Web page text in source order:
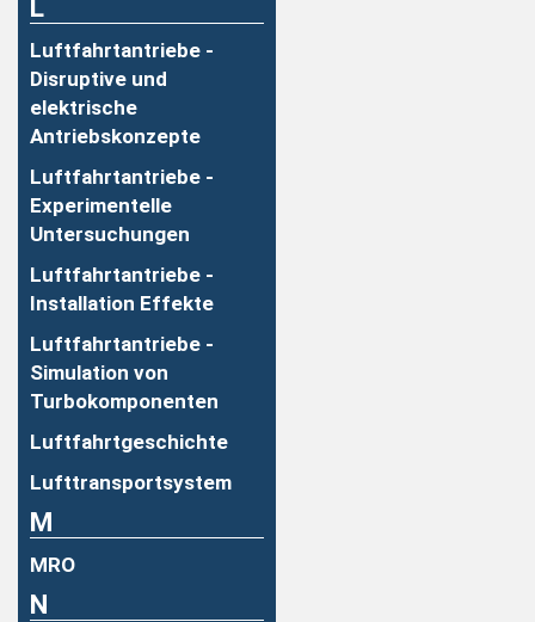
L
Luftfahrtantriebe -
Disruptive und
elektrische
Antriebskonzepte
Luftfahrtantriebe -
Experimentelle
Untersuchungen
Luftfahrtantriebe -
Installation Effekte
Luftfahrtantriebe -
Simulation von
Turbokomponenten
Luftfahrtgeschichte
Lufttransportsystem
M
MRO
N